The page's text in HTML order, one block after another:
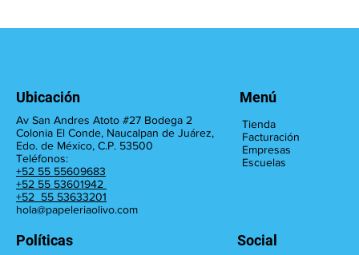
Av San Andres Atoto #27 Bodega 2
Colonia El Conde, Naucalpan de Juárez,
Edo. de México, C.P. 53500
Teléfonos:
+52 55 55609683
+52 55 53601942
+52 55 53633201
hola@papeleriaolivo.com
Ubicación
Políticas Social
Tienda
Facturación
Empresas
Escuelas
Menú